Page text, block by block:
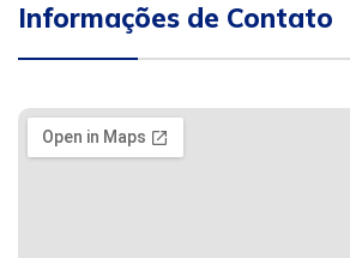
Informações de Contato